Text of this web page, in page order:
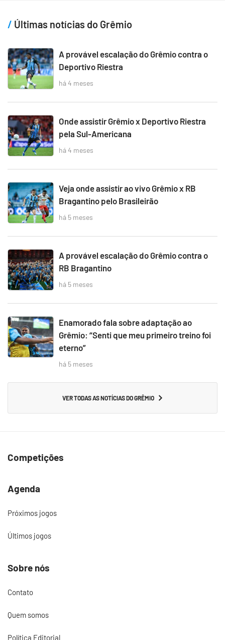
Últimas notícias do Grêmio
A provável escalação do Grêmio contra o
Deportivo Riestra
há 4 meses
Onde assistir Grêmio x Deportivo Riestra
pela Sul-Americana
há 4 meses
Veja onde assistir ao vivo Grêmio x RB
Bragantino pelo Brasileirão
há 5 meses
A provável escalação do Grêmio contra o
RB Bragantino
há 5 meses
Enamorado fala sobre adaptação ao
Grêmio: “Senti que meu primeiro treino foi
eterno”
há 5 meses
VER TODAS AS NOTÍCIAS DO GRÊMIO
Competições
Agenda
Próximos jogos
Últimos jogos
Sobre nós
Contato
Quem somos
Política Editorial